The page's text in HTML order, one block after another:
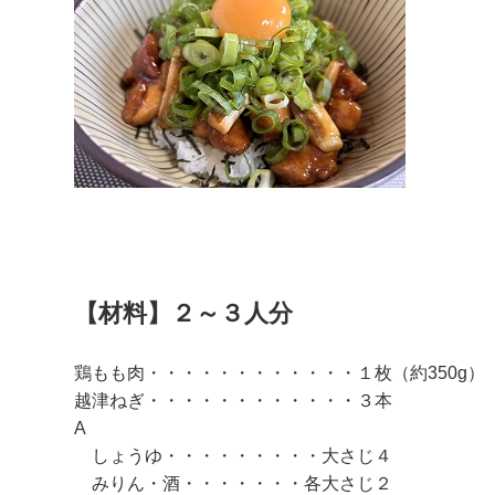
【材料】２～３人分
鶏もも肉・・・・・・・・・・・・１枚（約350g）
越津ねぎ・・・・・・・・・・・・３本
A
しょうゆ・・・・・・・・・大さじ４
みりん・酒・・・・・・・各大さじ２